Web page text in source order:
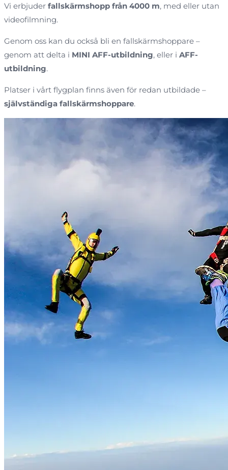
Vi erbjuder fallskärmshopp från 4000 m, med eller utan
videofilmning.
Genom oss kan du också bli en fallskärmshoppare –
genom att delta i MINI AFF-utbildning, eller i AFF-
utbildning.
Platser i vårt flygplan finns även för redan utbildade –
självständiga fallskärmshoppare.